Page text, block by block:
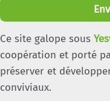
Ce site galope sous
coopération et porté
préserver et
conviviaux.